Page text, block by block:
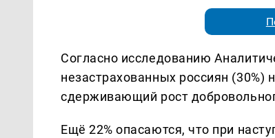
Согласно исследованию
незастрахованных россиян
сдерживающий рост
Ещё 22% опасаются, что при